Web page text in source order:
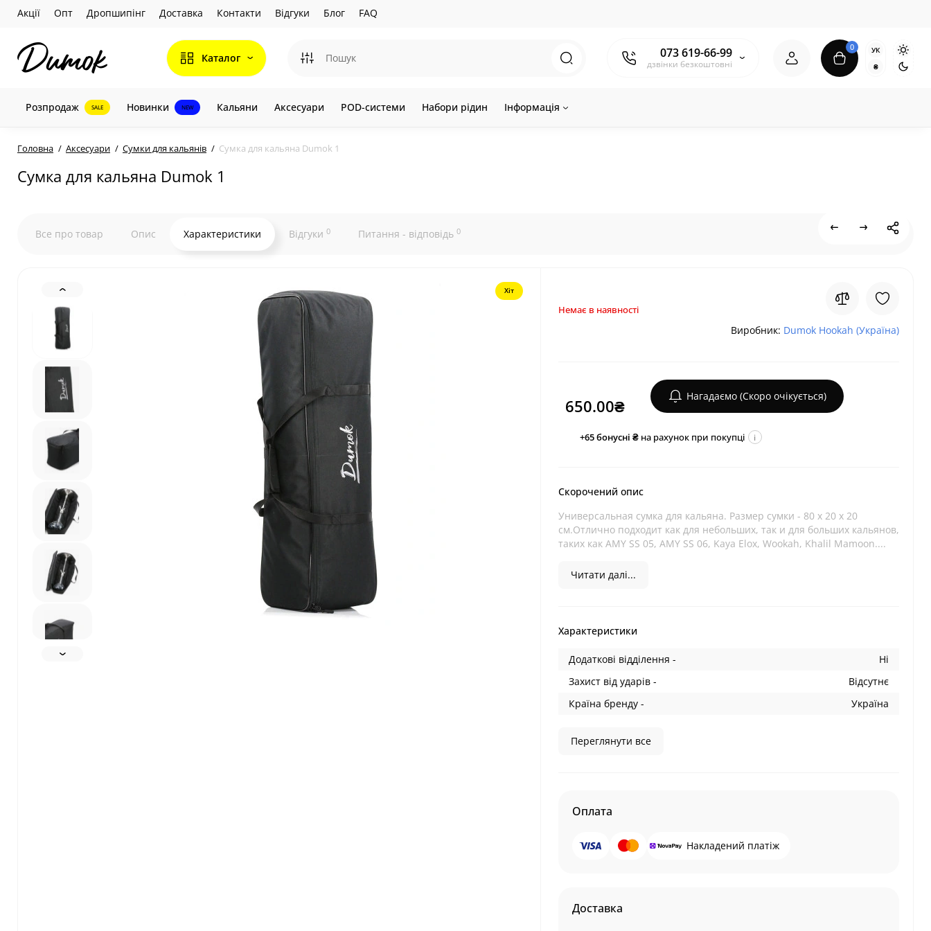
Акції Опт Дропшипінг Доставка Контакти Відгуки Блог FAQ
Каталог 073 619-66-99
дзвінки безкоштовні
0
УК
₴
Розпродаж SALE Новинки NEW Кальяни Аксесуари POD-системи Набори рідин Інформація
Головна Аксесуари Сумки для кальянів Сумка для кальяна Dumok 1
Сумка для кальяна Dumok 1
Все про товар Опис Характеристики Відгуки 0 Питання - відповідь 0
Хіт
Немає в наявності
Виробник: Dumok Hookah (Україна)
650.00₴ Нагадаємо (Скоро очікується)
+65бонусні ₴на рахунок при покупці i
Скорочений опис
Универсальная сумка для кальяна. Размер сумки - 80 х 20 х 20
см.Отлично подходит как для небольших, так и для больших кальянов,
таких как AMY SS 05, AMY SS 06, Kaya Elox, Wookah, Khalil Mamoon....
Читати далі...
Характеристики
Додаткові відділення -
Ні
Захист від ударів -
Відсутнє
Країна бренду -
Україна
Переглянути все
Оплата
Накладений платіж
Доставка